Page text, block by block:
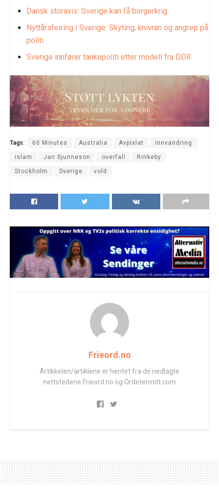
Dansk storavis: Sverige kan få borgerkrig
Nyttårsfeiring i Sverige: Skyting, knivran og angrep på
politi
Sverige innfører tankepoliti etter modell fra DDR
Tags: 60 Minutes Australia Avpixlat innvandring
islam Jan Sjunneson overfall Rinkeby
Stockholm Sverige vold
Frieord.no
Artikkelen/artiklene er hentet fra de nedlagte
nettstedene Frieord.no og Ordetermitt.com